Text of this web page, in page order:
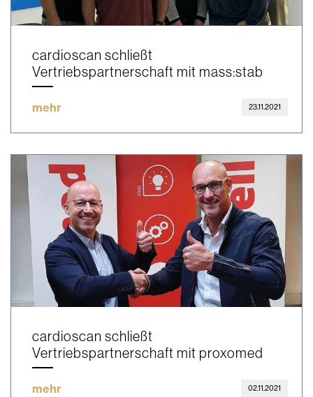
cardioscan schließt
Vertriebspartnerschaft mit mass:stab
mehr 23.11.2021
cardioscan schließt
Vertriebspartnerschaft mit proxomed
mehr 02.11.2021